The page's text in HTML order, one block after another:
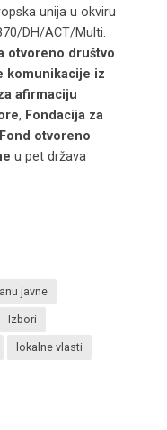
unija u okviru
DH/ACT/Multi.
otvoreno društvo
komunikacije iz
afirmaciju
, Fondacija za
Fond otvoreno
u pet država
javne
Izbori
lokalne vlasti